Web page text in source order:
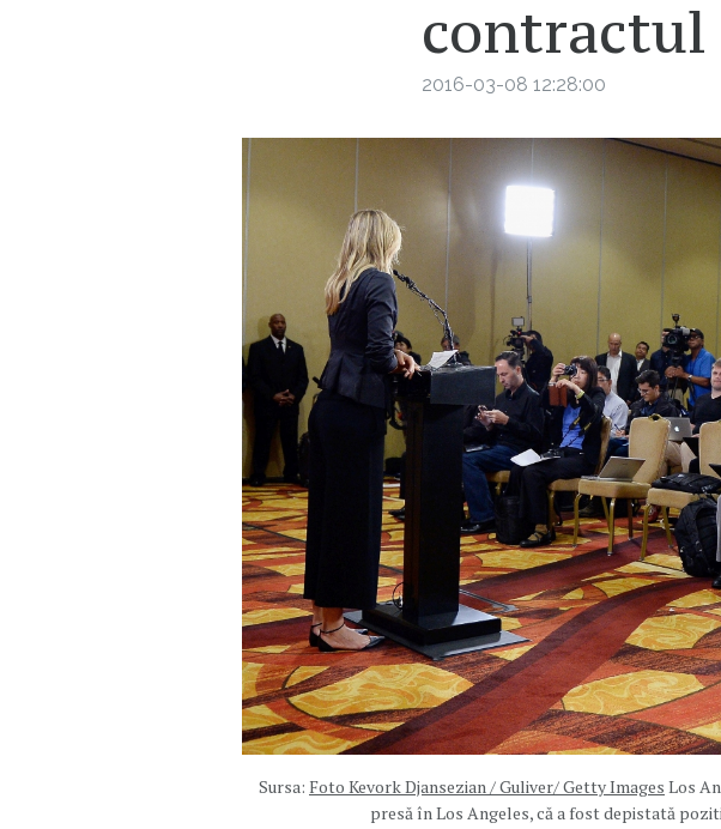
contractul
2016-03-08 12:28:00
Sursa: Foto Kevork Djansezian / Guliver/ Getty Images Los
presă în Los Angeles, că a fost depistată